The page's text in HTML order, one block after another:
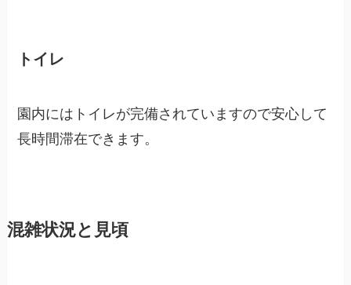
トイレ
園内にはトイレが完備されていますので安心して
長時間滞在できます。
混雑状況と見頃